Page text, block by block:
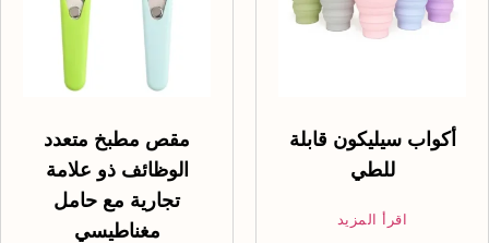
مقص مطبخ متعدد
الوظائف ذو علامة
تجارية مع حامل
مغناطيسي
أكواب سيليكون قابلة
للطي
اقرأ المزيد